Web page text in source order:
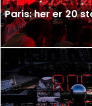
Paris: her er 20